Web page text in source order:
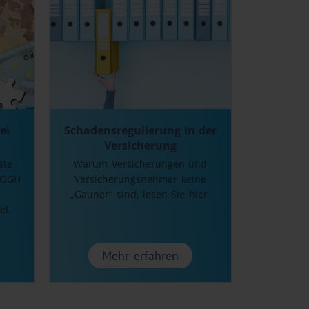
sollte, gilt
für
Ersatz
solche
durch
Haftung
der
Schadensregulierung in der
Versicherung
Warum Versicherungen und
Versicherungsnehmer keine
„Gauner“ sind, lesen Sie hier.
Mehr erfahren